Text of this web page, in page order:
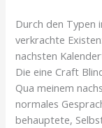
Durch den Typen
verkrachte
nachsten
Die eine Craft
Qua meinem
normales
behauptete,